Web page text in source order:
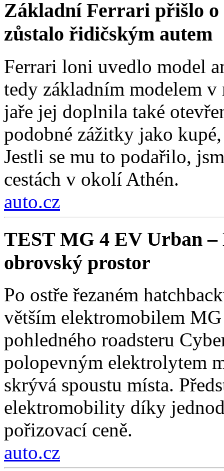
Základní Ferrari přišlo o
zůstalo řidičským autem
Ferrari loni uvedlo model
tedy základním modelem v
jaře jej doplnila také
podobné zážitky jako
Jestli se mu to podařilo,
cestách v okolí Athén.
auto.cz
TEST MG 4 EV Urban
obrovský prostor
Po ostře řezaném
větším elektromobilem
pohledného roadsteru
polopevným elektrolytem
skrývá spoustu místa.
elektromobility díky
pořizovací ceně.
auto.cz